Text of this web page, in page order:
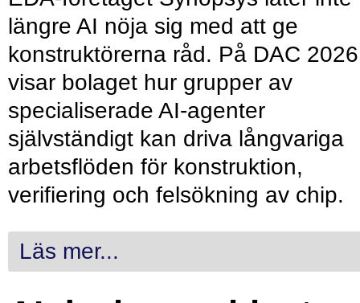
längre AI nöja sig med att ge
konstruktörerna råd. På DAC 2026
visar bolaget hur grupper av
specialiserade AI-agenter
självständigt kan driva långvariga
arbetsflöden för konstruktion,
verifiering och felsökning av chip.
Läs mer...